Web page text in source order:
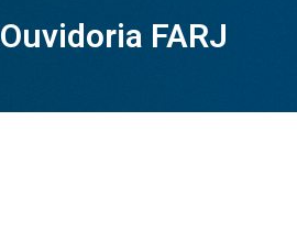
Ouvidoria FARJ